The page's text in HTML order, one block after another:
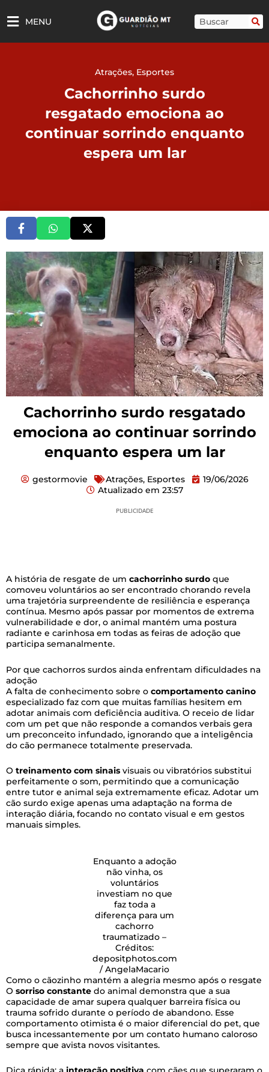
para
MENU Pesquisar
Atrações, Esportes
Cachorrinho surdo
resgatado emociona ao
continuar sorrindo enquanto
espera um lar
Cachorrinho surdo resgatado
emociona ao continuar sorrindo
enquanto espera um lar
gestormovie Atrações, Esportes
19/06/2026
Atualizado em 23:57
PUBLICIDADE
A história de resgate de um cachorrinho surdo que
comoveu voluntários ao ser encontrado chorando revela
uma trajetória surpreendente de resiliência e esperança
contínua. Mesmo após passar por momentos de extrema
vulnerabilidade e dor, o animal mantém uma postura
radiante e carinhosa em todas as feiras de adoção que
participa semanalmente.
Por que cachorros surdos ainda enfrentam dificuldades na
adoção
A falta de conhecimento sobre o comportamento canino
especializado faz com que muitas famílias hesitem em
adotar animais com deficiência auditiva. O receio de lidar
com um pet que não responde a comandos verbais gera
um preconceito infundado, ignorando que a inteligência
do cão permanece totalmente preservada.
O treinamento com sinais visuais ou vibratórios substitui
perfeitamente o som, permitindo que a comunicação
entre tutor e animal seja extremamente eficaz. Adotar um
cão surdo exige apenas uma adaptação na forma de
interação diária, focando no contato visual e em gestos
manuais simples.
Enquanto a adoção
não vinha, os
voluntários
investiam no que
faz toda a
diferença para um
cachorro
traumatizado –
Créditos:
depositphotos.com
/ AngelaMacario
Como o cãozinho mantém a alegria mesmo após o resgate
O sorriso constante do animal demonstra que a sua
capacidade de amar supera qualquer barreira física ou
trauma sofrido durante o período de abandono. Esse
comportamento otimista é o maior diferencial do pet, que
busca incessantemente por um contato humano caloroso
sempre que avista novos visitantes.